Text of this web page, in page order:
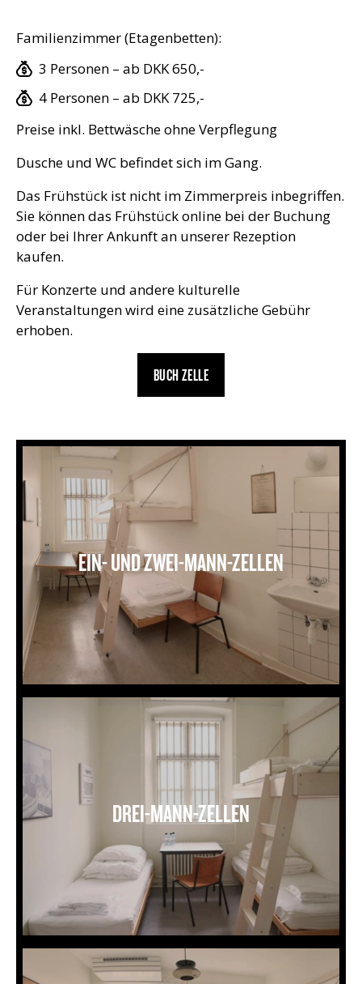
Familienzimmer (Etagenbetten):
3 Personen – ab DKK 650,-
4 Personen – ab DKK 725,-
Preise inkl. Bettwäsche ohne Verpflegung
Dusche und WC befindet sich im Gang.
Das Frühstück ist nicht im Zimmerpreis inbegriffen.
Sie können das Frühstück online bei der Buchung
oder bei Ihrer Ankunft an unserer Rezeption
kaufen.
Für Konzerte und andere kulturelle
Veranstaltungen wird eine zusätzliche Gebühr
erhoben.
BUCH ZELLE
En til tomandscelle
EIN- UND ZWEI-MANN-ZELLEN
DREI-MANN-ZELLEN
Firemandscelle